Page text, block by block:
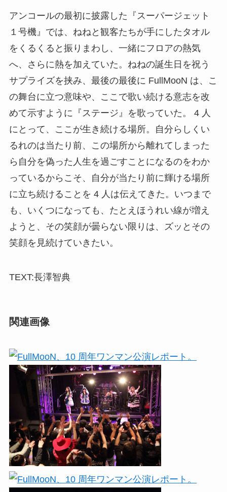
アンコールの最初に披露した『スーパージェット
１号機』では、ねねと観客たちが手にしたタオル
をくるくると振りまわし、一緒にフロアの熱気
へ、さらに熱を加えていた。ねねの誕生日を祝う
サプライズを挟み、最後の最後に FullMooN は、こ
の舞台に立つ意味や、ここで歌い続ける意志を改
めて示すように『ステージ』を歌っていた。 4 人
にとって、ここが生き続ける場所。自分らしくい
るれのは当たり前、この場所から離れてしまった
ら自分を偽った人生を過ごすことになるのをわか
っているからこそ、自分が当たり前に輝ける場所
に立ち続けることを 4 人は伝えてきた。いつまで
も、いくつになっても、たとえほうれい線が増え
ようと、その笑顔が曇らない限りは、ズッとその
笑顔を見続けていきたい。
TEXT:長澤智典
関連画像